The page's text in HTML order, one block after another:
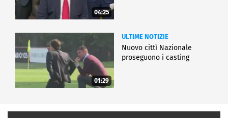
04:25
01:29
ULTIME NOTIZIE
Nuovo cittì Nazionale
proseguono i casting